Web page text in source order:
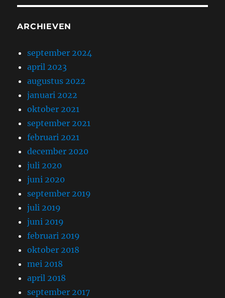
ARCHIEVEN
september 2024
april 2023
augustus 2022
januari 2022
oktober 2021
september 2021
februari 2021
december 2020
juli 2020
juni 2020
september 2019
juli 2019
juni 2019
februari 2019
oktober 2018
mei 2018
april 2018
september 2017